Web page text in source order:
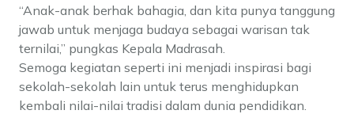
“Anak-anak berhak bahagia, dan kita punya tanggung
jawab untuk menjaga budaya sebagai warisan tak
ternilai,” pungkas Kepala Madrasah.
Semoga kegiatan seperti ini menjadi inspirasi bagi
sekolah-sekolah lain untuk terus menghidupkan
kembali nilai-nilai tradisi dalam dunia pendidikan.